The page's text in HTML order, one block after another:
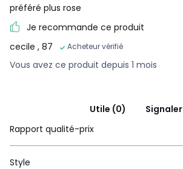
préféré plus rose
Je recommande ce produit
cecile , 87 Acheteur vérifié
Vous avez ce produit depuis 1 mois
Utile (0)
Signaler
Rapport qualité-prix
Style